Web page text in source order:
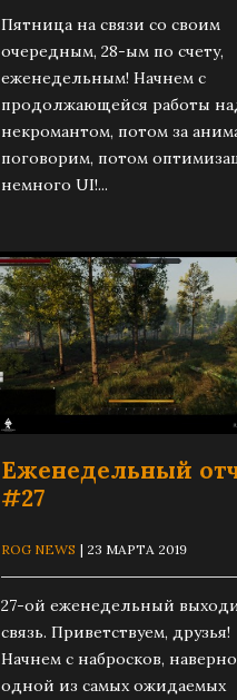
Пятница на связи со своим
очередным, 28-ым по счету,
еженедельным! Начнем с
продолжающейся работы
некромантом, потом за
поговорим, потом
немного UI!...
Еженедельный
#27
ROG NEWS | 23 МАРТА 2019
27-ой еженедельный
связь. Приветствуем, друзья!
Начнем с набросков,
одной из самых ожидаемых